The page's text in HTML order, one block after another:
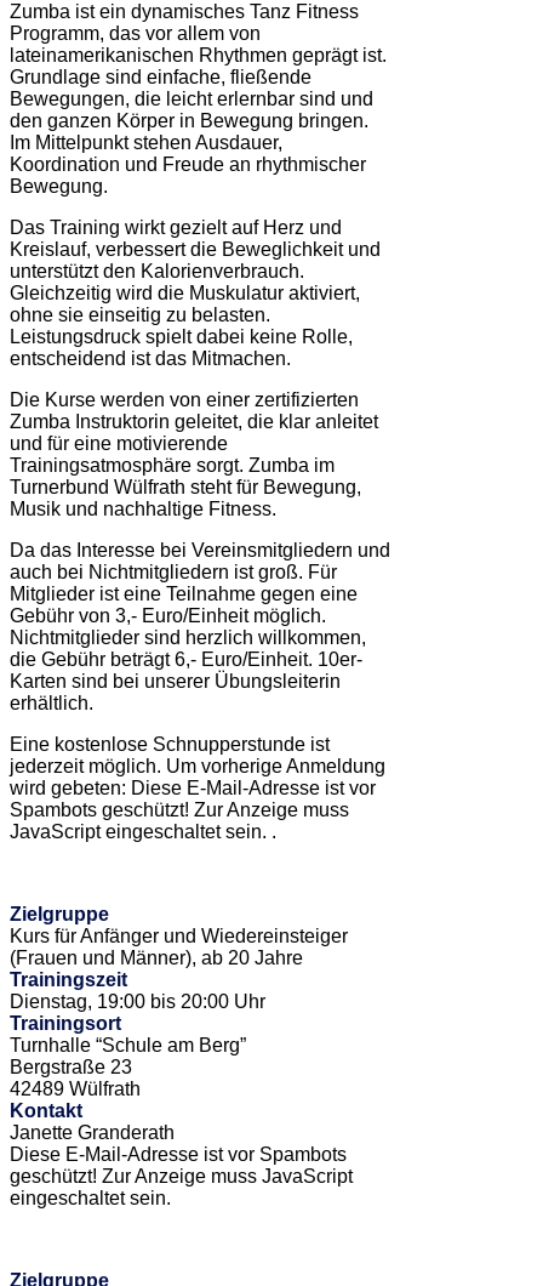
Zumba ist ein dynamisches Tanz Fitness
Programm, das vor allem von
lateinamerikanischen Rhythmen geprägt ist.
Grundlage sind einfache, fließende
Bewegungen, die leicht erlernbar sind und
den ganzen Körper in Bewegung bringen.
Im Mittelpunkt stehen Ausdauer,
Koordination und Freude an rhythmischer
Bewegung.
Das Training wirkt gezielt auf Herz und
Kreislauf, verbessert die Beweglichkeit und
unterstützt den Kalorienverbrauch.
Gleichzeitig wird die Muskulatur aktiviert,
ohne sie einseitig zu belasten.
Leistungsdruck spielt dabei keine Rolle,
entscheidend ist das Mitmachen.
Die Kurse werden von einer zertifizierten
Zumba Instruktorin geleitet, die klar anleitet
und für eine motivierende
Trainingsatmosphäre sorgt. Zumba im
Turnerbund Wülfrath steht für Bewegung,
Musik und nachhaltige Fitness.
Da das Interesse bei Vereinsmitgliedern und
auch bei Nichtmitgliedern ist groß. Für
Mitglieder ist eine Teilnahme gegen eine
Gebühr von 3,- Euro/Einheit möglich.
Nichtmitglieder sind herzlich willkommen,
die Gebühr beträgt 6,- Euro/Einheit. 10er-
Karten sind bei unserer Übungsleiterin
erhältlich.
Eine kostenlose Schnupperstunde ist
jederzeit möglich. Um vorherige Anmeldung
wird gebeten: Diese E-Mail-Adresse ist vor
Spambots geschützt! Zur Anzeige muss
JavaScript eingeschaltet sein. .
Zielgruppe
Kurs für Anfänger und Wiedereinsteiger
(Frauen und Männer), ab 20 Jahre
Trainingszeit
Dienstag, 19:00 bis 20:00 Uhr
Trainingsort
Turnhalle “Schule am Berg”
Bergstraße 23
42489 Wülfrath
Kontakt
Janette Granderath
Diese E-Mail-Adresse ist vor Spambots
geschützt! Zur Anzeige muss JavaScript
eingeschaltet sein.
Zielgruppe